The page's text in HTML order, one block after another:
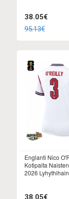
38.05€
95.13€
Englanti Nico
Kotipaita
2026
38.05€